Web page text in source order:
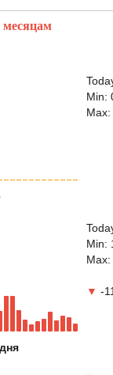
Min:
Max:
Min:
Max:
▼ -